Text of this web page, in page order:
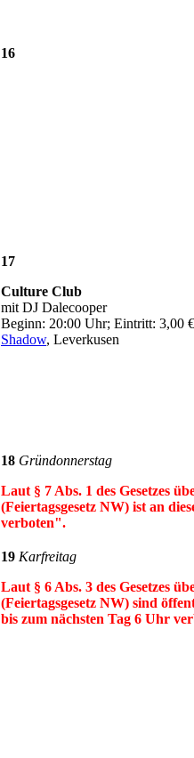
16
17
Culture Club
mit DJ Dalecooper
Beginn: 20:00 Uhr; Eintritt: 3,00 €
Shadow, Leverkusen
18 Gründonnerstag
Laut § 7 Abs. 1 des Gesetzes
(Feiertagsgesetz NW) ist an
verboten".
19 Karfreitag
Laut § 6 Abs. 3 des Gesetzes
(Feiertagsgesetz NW) sind
bis zum nächsten Tag 6 Uhr